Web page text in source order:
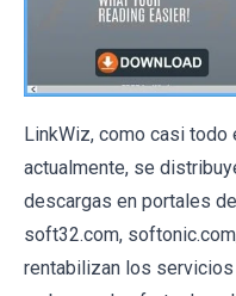
LinkWiz, como casi
actualmente, se
descargas en portales
soft32.com,
rentabilizan los